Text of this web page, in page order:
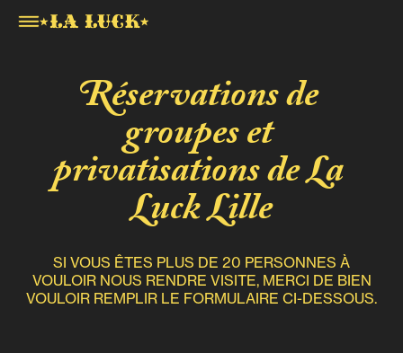
Réservations de
groupes et
privatisations de La
Luck Lille
SI VOUS ÊTES PLUS DE 20 PERSONNES À
VOULOIR NOUS RENDRE VISITE, MERCI DE BIEN
VOULOIR REMPLIR LE FORMULAIRE CI-DESSOUS.